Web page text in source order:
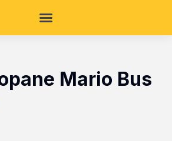
Mario Bus